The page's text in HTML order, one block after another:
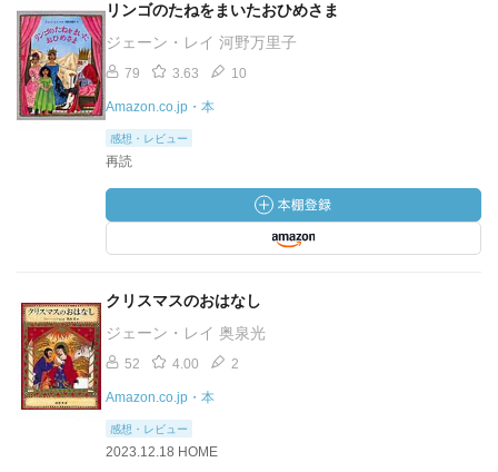
リンゴのたねをまいたおひめさま
ジェーン・レイ 河野万里子
79 3.63 10
Amazon.co.jp・本
感想・レビュー
再読
クリスマスのおはなし
ジェーン・レイ 奥泉光
52 4.00 2
Amazon.co.jp・本
感想・レビュー
2023.12.18 HOME